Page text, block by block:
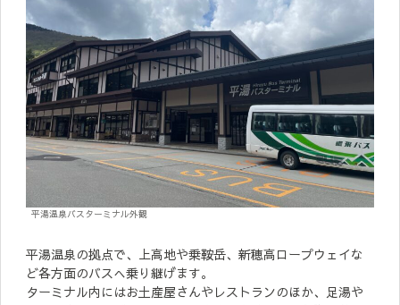
平湯温泉バスターミナル外観
平湯温泉の拠点で、上高地や乗鞍岳、新穂高ロープウェイな
ど各方面のバスへ乗り継げます。
ターミナル内にはお土産屋さんやレストランのほか、足湯や